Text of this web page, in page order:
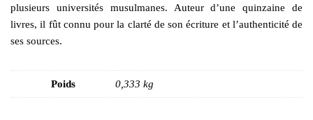
plusieurs universités musulmanes. Auteur d’une quinzaine de
livres, il fût connu pour la clarté de son écriture et l’authenticité de
ses sources.
Poids 0,333 kg